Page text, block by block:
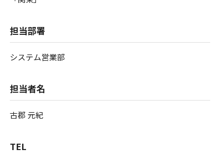
担当部署
システム営業部
担当者名
古郡 元紀
TEL